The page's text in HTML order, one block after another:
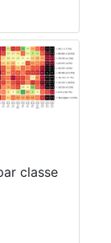
classe